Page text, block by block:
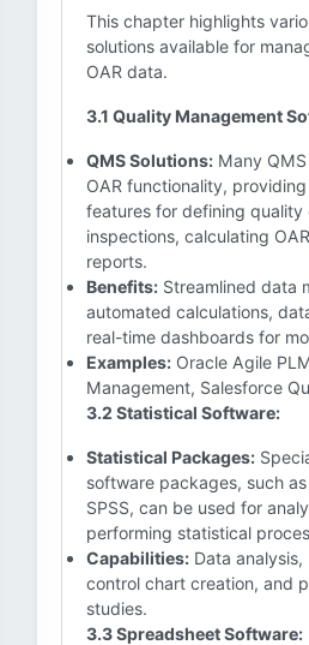
This chapter highlights
solutions available for
OAR data.
3.1 Quality Management
QMS Solutions: Many
OAR functionality,
features for defining
inspections, calculating
reports.
Benefits: Streamlined data
automated calculations,
real-time dashboards for
Examples: Oracle Agile
Management, Salesforce
3.2 Statistical Software:
Statistical Packages:
software packages, such
SPSS, can be used for
performing statistical
Capabilities: Data
control chart creation, and
studies.
3.3 Spreadsheet Software: